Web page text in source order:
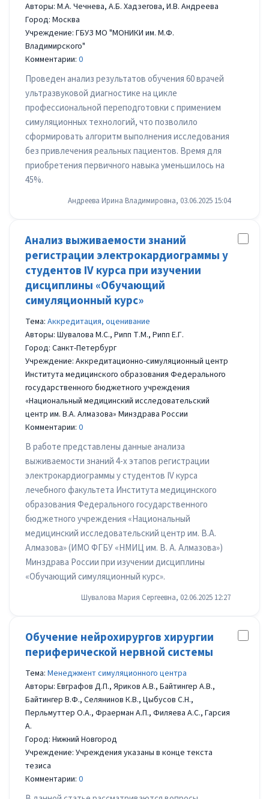
Авторы: М.А. Чечнева, А.Б. Хадзегова, И.В. Андреева
Город: Москва
Учреждение: ГБУЗ МО "МОНИКИ им. М.Ф.
Владимирского"
Комментарии: 0
Проведен анализ результатов обучения 60 врачей
ультразвуковой диагностике на цикле
профессиональной переподготовки с примением
симуляционных технологий, что позволило
сформировать алгоритм выполнения исследования
без привлечения реальных пациентов. Время для
приобретения первичного навыка уменьшилось на
45%.
Андреева Ирина Владимировна, 03.06.2025 15:04
Анализ выживаемости знаний
регистрации электрокардиограммы у
студентов IV курса при изучении
дисциплины «Обучающий
симуляционный курс»
Тема: Аккредитация, оценивание
Авторы: Шувалова М.С., Рипп Т.М., Рипп Е.Г.
Город: Санкт-Петербург
Учреждение: Аккредитационно-симуляционный центр
Института медицинского образования Федерального
государственного бюджетного учреждения
«Национальный медицинский исследовательский
центр им. В.А. Алмазова» Минздрава России
Комментарии: 0
В работе представлены данные анализа
выживаемости знаний 4-х этапов регистрации
электрокардиограммы у студентов IV курса
лечебного факультета Института медицинского
образования Федерального государственного
бюджетного учреждения «Национальный
медицинский исследовательский центр им. В.А.
Алмазова» (ИМО ФГБУ «НМИЦ им. В. А. Алмазова»)
Минздрава России при изучении дисциплины
«Обучающий симуляционный курс».
Шувалова Мария Сергеевна, 02.06.2025 12:27
Обучение нейрохирургов хирургии
периферической нервной системы
Тема: Менеджмент симуляционного центра
Авторы: Евграфов Д.П., Яриков А.В., Байтингер А.В.,
Байтингер В.Ф., Селянинов К.В., Цыбусов С.Н.,
Перльмуттер О.А., Фраерман А.П., Филяева А.С., Гарсия
А.
Город: Нижний Новгород
Учреждение: Учреждения указаны в конце текста
тезиса
Комментарии: 0